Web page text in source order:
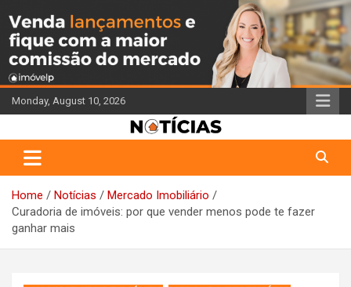
to
content
Monday, August 10, 2026
Jornal Imóvelp
Portal de Notícias do Corretor de Imóveis
Home Notícias
Mercado Imobiliário
Curadoria de imóveis: por que vender menos pode te fazer
ganhar mais